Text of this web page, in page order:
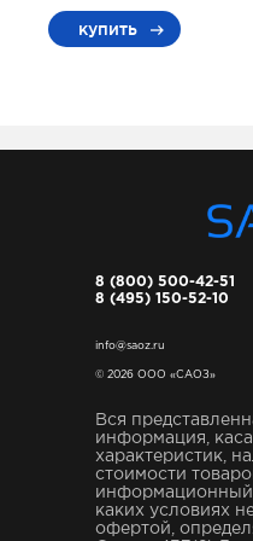
купить
8 (800) 500-42-51
8 (495) 150-52-10
info@saoz.ru
© 2026 ООО «САОЗ»
Вся
информация,
характеристик,
стоимости
информационный
каких условиях
офертой,